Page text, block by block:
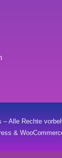
Alle Rechte
&